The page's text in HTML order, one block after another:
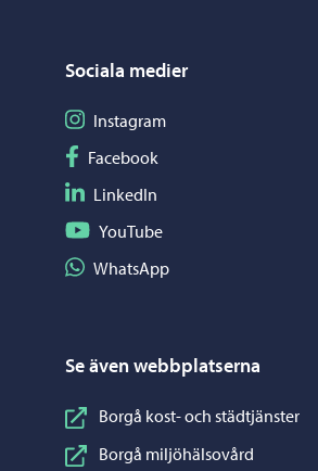
Sociala medier
Följ på Instagram
Instagram
Följ på Facebook
Facebook
Följ på LinkedIn
LinkedIn
Följ på YouTube
YouTube
Dela på WhatsApp
WhatsApp
Se även webbplatserna
Borgå kost- och städtjänster
Borgå miljöhälsovård